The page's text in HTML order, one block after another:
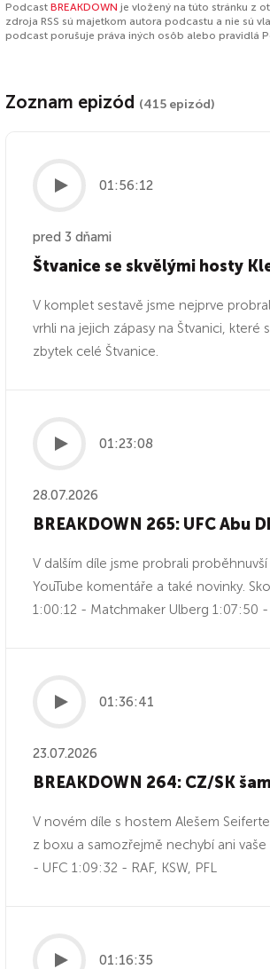
Podcast BREAKDOWN je vložený na túto stránku z
zdroja RSS sú majetkom autora podcastu a nie sú
podcast porušuje práva iných osôb alebo pravidlá
Zoznam epizód (415 epizód)
01:56:12
pred 3 dňami
Štvanice se skvělými hosty
V komplet sestavě jsme nejprve
vrhli na jejich zápasy na Štvanici,
zbytek celé Štvanice.
01:23:08
28.07.2026
BREAKDOWN 265: UFC
V dalším díle jsme probrali
YouTube komentáře a také novinky.
1:00:12 - Matchmaker Ulberg 1:07:50
01:36:41
23.07.2026
BREAKDOWN 264: CZ/SK
V novém díle s hostem Alešem
z boxu a samozřejmě nechybí ani
- UFC 1:09:32 - RAF, KSW, PFL
01:16:35